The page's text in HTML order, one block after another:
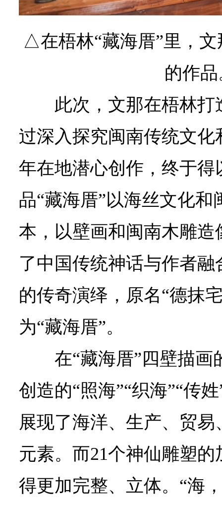
△在梧林“藏海厝”里，
的作
此次，文那在梧林打
过深入探究闽南传统文化
年在地潜心创作，终于得
品“藏海厝”以海丝文化和
本，以壁画和闽南木雕
了中国传统神话与作者
的传奇演绎，原名“德抹
为“藏海厝”。
在“藏海厝”四壁描
创造的“照海”“织海”“传
展现了海洋、生产、贸
元素。而21个神仙雕塑的
得更加完整、立体。“海